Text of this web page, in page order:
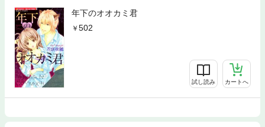
年下のオオカミ君
502
試し読み カートへ